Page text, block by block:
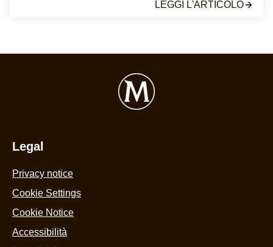
Assapora le tre emozioni del viaggio: prova
Euphoria, Wonder & Chill
piacere.